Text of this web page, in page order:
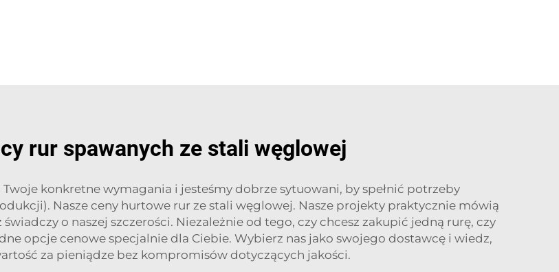
rur spawanych ze stali węglowej
konkretne wymagania i jesteśmy dobrze sytuowani, by spełnić potrzeby
Nasze ceny hurtowe rur ze stali węglowej. Nasze projekty praktycznie mówią
świadczy o naszej szczerości. Niezależnie od tego, czy chcesz zakupić jedną rurę, czy
opcje cenowe specjalnie dla Ciebie. Wybierz nas jako swojego dostawcę i wiedz,
za pieniądze bez kompromisów dotyczących jakości.